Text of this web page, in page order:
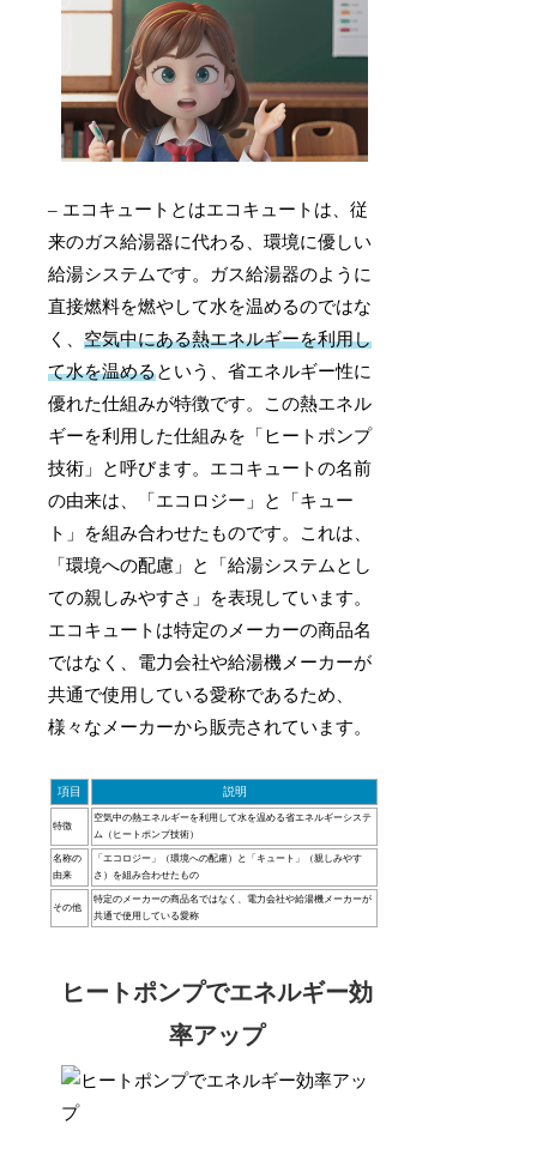
– エコキュートとはエコキュートは、従
来のガス給湯器に代わる、環境に優しい
給湯システムです。ガス給湯器のように
直接燃料を燃やして水を温めるのではな
く、空気中にある熱エネルギーを利用し
て水を温めるという、省エネルギー性に
優れた仕組みが特徴です。この熱エネル
ギーを利用した仕組みを「ヒートポンプ
技術」と呼びます。エコキュートの名前
の由来は、「エコロジー」と「キュー
ト」を組み合わせたものです。これは、
「環境への配慮」と「給湯システムとし
ての親しみやすさ」を表現しています。
エコキュートは特定のメーカーの商品名
ではなく、電力会社や給湯機メーカーが
共通で使用している愛称であるため、
様々なメーカーから販売されています。
項目 説明
特徴
空気中の熱エネルギーを利用して水を温める省エネルギーシステ
ム（ヒートポンプ技術）
名称の
由来
「エコロジー」（環境への配慮）と「キュート」（親しみやす
さ）を組み合わせたもの
その他
特定のメーカーの商品名ではなく、電力会社や給湯機メーカーが
共通で使用している愛称
ヒートポンプでエネルギー効
率アップ